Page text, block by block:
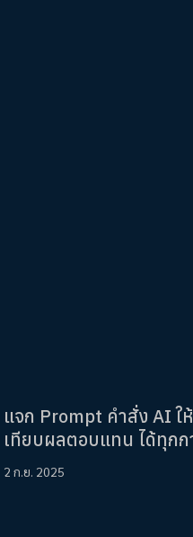
แจก Prompt คำสั่ง AI ใ
เทียบผลตอบแทน ได้ทุกก
2 ก.ย. 2025